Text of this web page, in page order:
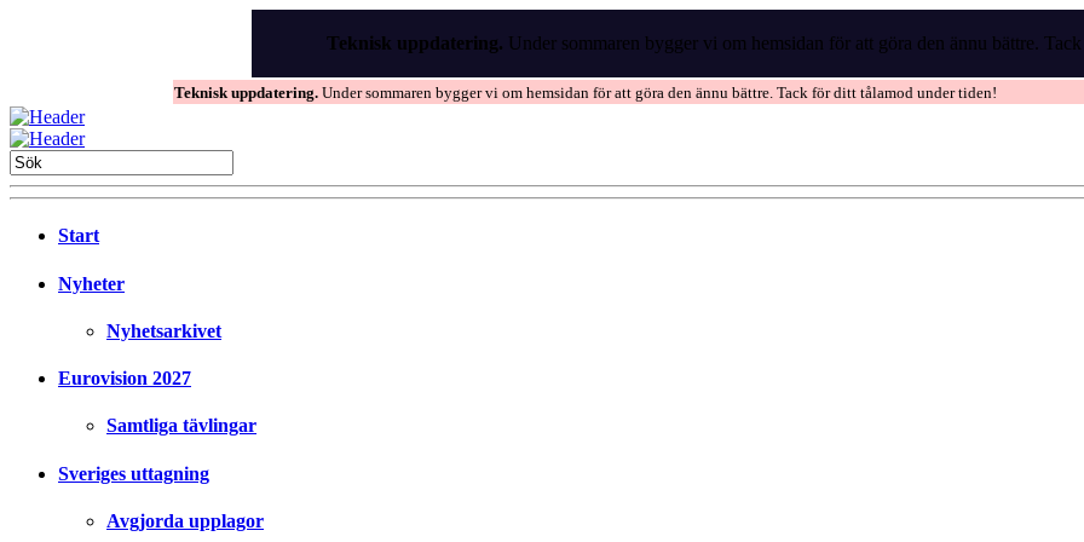
Teknisk uppdatering. Under sommaren bygger vi om hemsidan för att göra den ännu bättre.
Teknisk uppdatering. Under sommaren bygger vi om hemsidan för att göra den ännu bättre. Tack för ditt tålamod under tiden!
Start
Nyheter
Nyhetsarkivet
Eurovision 2027
Samtliga tävlingar
Sveriges uttagning
Avgjorda upplagor